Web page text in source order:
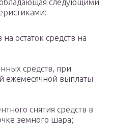
следующими
остаток средств на
средств, при
ежемесячной выплаты
снятия средств в
земного шара;